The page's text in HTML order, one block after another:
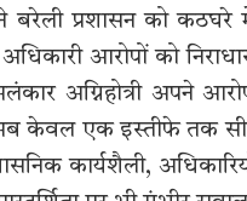
बरेली प्रशासन को कठघरे
आरोपों को
अग्निहोत्री अपने
केवल एक इस्तीफे तक
कार्यशैली,